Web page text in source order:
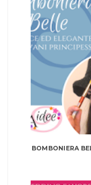
BOMBONIERA